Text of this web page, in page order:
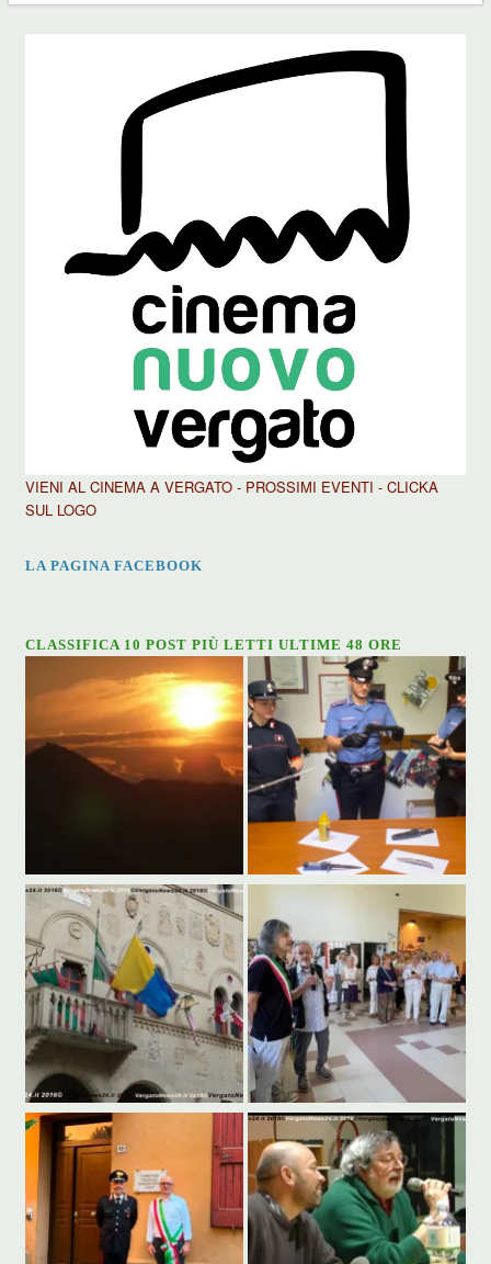
VIENI AL CINEMA A VERGATO - PROSSIMI EVENTI - CLICKA
SUL LOGO
LA PAGINA FACEBOOK
CLASSIFICA 10 POST PIÙ LETTI ULTIME 48 ORE